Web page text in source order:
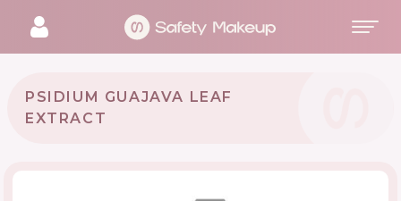
PSIDIUM GUAJAVA LEAF
EXTRACT